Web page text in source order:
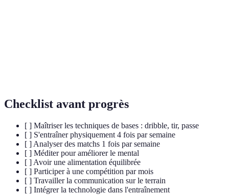
Checklist avant progrès
[ ] Maîtriser les techniques de bases : dribble, tir, passe
[ ] S'entraîner physiquement 4 fois par semaine
[ ] Analyser des matchs 1 fois par semaine
[ ] Méditer pour améliorer le mental
[ ] Avoir une alimentation équilibrée
[ ] Participer à une compétition par mois
[ ] Travailler la communication sur le terrain
[ ] Intégrer la technologie dans l'entraînement